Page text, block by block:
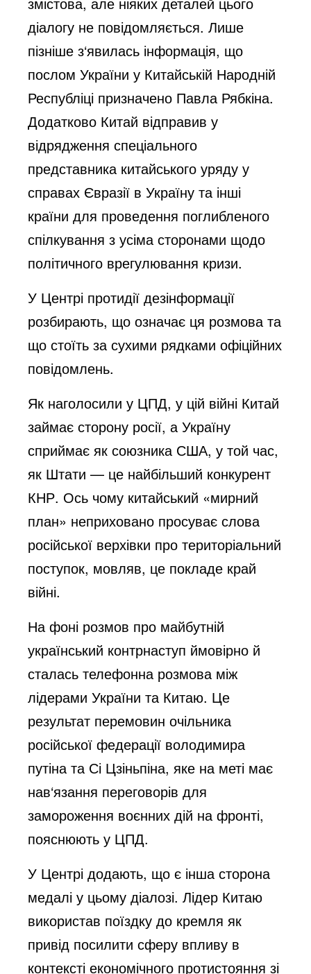
діалогу не повідомляється. Лише
пізніше з‘явилась інформація, що
послом України у Китайській Народній
Республіці призначено Павла Рябкіна.
Додатково Китай відправив у
відрядження спеціального
представника китайського уряду у
справах Євразії в Україну та інші
країни для проведення поглибленого
спілкування з усіма сторонами щодо
політичного врегулювання кризи.
У Центрі протидії дезінформації
розбирають, що означає ця розмова та
що стоїть за сухими рядками офіційних
повідомлень.
Як наголосили у ЦПД, у цій війні Китай
займає сторону росії, а Україну
сприймає як союзника США, у той час,
як Штати — це найбільший конкурент
КНР. Ось чому китайський «мирний
план» неприховано просуває слова
російської верхівки про територіальний
поступок, мовляв, це покладе край
війні.
На фоні розмов про майбутній
український контрнаступ ймовірно й
сталась телефонна розмова між
лідерами України та Китаю. Це
результат перемовин очільника
російської федерації володимира
путіна та Сі Цзіньпіна, яке на меті має
нав‘язання переговорів для
замороження воєнних дій на фронті,
пояснюють у ЦПД.
У Центрі додають, що є інша сторона
медалі у цьому діалозі. Лідер Китаю
використав поїздку до кремля як
привід посилити сферу впливу в
контексті економічного протистояння зі